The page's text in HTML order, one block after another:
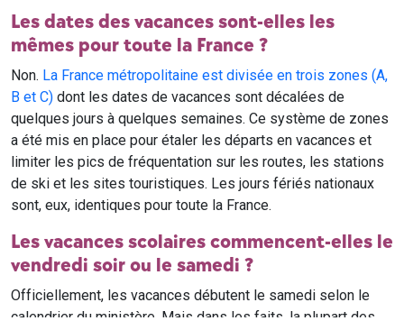
Les dates des vacances sont-elles les
mêmes pour toute la France ?
Non. La France métropolitaine est divisée en trois zones (A,
B et C) dont les dates de vacances sont décalées de
quelques jours à quelques semaines. Ce système de zones
a été mis en place pour étaler les départs en vacances et
limiter les pics de fréquentation sur les routes, les stations
de ski et les sites touristiques. Les jours fériés nationaux
sont, eux, identiques pour toute la France.
Les vacances scolaires commencent-elles le
vendredi soir ou le samedi ?
Officiellement, les vacances débutent le samedi selon le
calendrier du ministère. Mais dans les faits, la plupart des